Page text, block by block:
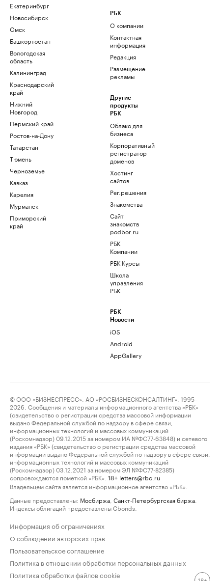
Екатеринбург
Новосибирск
Омск
Башкортостан
Вологодская
область
Калининград
Краснодарский
край
Нижний
Новгород
Пермский край
Ростов-на-Дону
Татарстан
Тюмень
Черноземье
Кавказ
Карелия
Мурманск
Приморский
край
РБК
О компании
Контактная
информация
Редакция
Размещение
рекламы
Другие
продукты
РБК
Облако для
бизнеса
Корпоративный
регистратор
доменов
Хостинг
сайтов
Рег.решения
Знакомства
Сайт
знакомств
podbor.ru
РБК
Компании
РБК Курсы
Школа
управления
РБК
РБК
Новости
iOS
Android
AppGallery
© ООО «БИЗНЕСПРЕСС», АО «РОСБИЗНЕСКОНСАЛТИНГ», 1995–
2026. Сообщения и материалы информационного агентства «РБК»
(свидетельство о регистрации средства массовой информации
выдано Федеральной службой по надзору в сфере связи,
информационных технологий и массовых коммуникаций
(Роскомнадзор) 09.12.2015 за номером ИА №ФС77-63848) и сетевого
издания «РБК» (свидетельство о регистрации средства массовой
информации выдано Федеральной службой по надзору в сфере связи,
информационных технологий и массовых коммуникаций
(Роскомнадзор) 03.12.2021 за номером ЭЛ №ФС77-82385)
сопровождаются пометкой «РБК».
18+ letters@rbc.ru
Владельцем сайта является информационное агентство «РБК».
Данные предоставлены: Мосбиржа Санкт-Петербургская биржа
Индексы облигаций предоставлены Cbonds.
Информация об ограничениях
О соблюдении авторских прав
Пользовательское соглашение
Политика в отношении обработки персональных данных
Политика обработки файлов cookie